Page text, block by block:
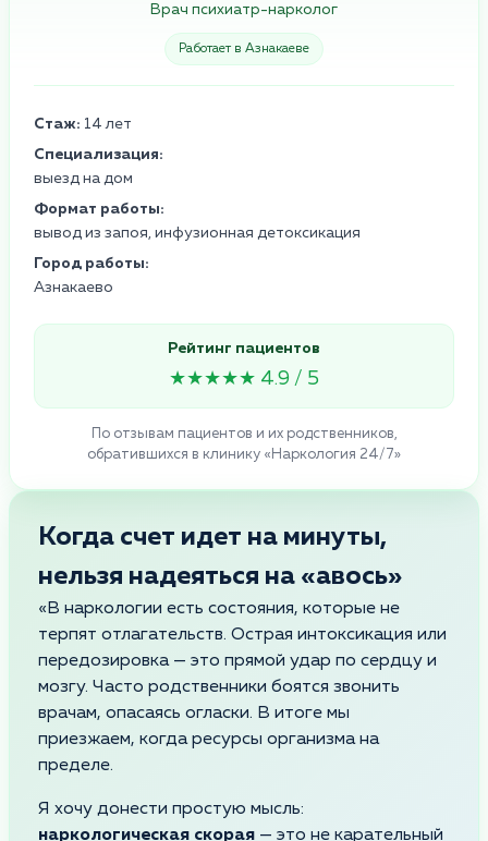
Врач психиатр-нарколог
Работает в Азнакаеве
Стаж: 14 лет
Специализация:
выезд на дом
Формат работы:
вывод из запоя, инфузионная детоксикация
Город работы:
Азнакаево
Рейтинг пациентов
★★★★★ 4.9 / 5
По отзывам пациентов и их родственников,
обратившихся в клинику «Наркология 24/7»
Когда счет идет на минуты,
нельзя надеяться на «авось»
«В наркологии есть состояния, которые не
терпят отлагательств. Острая интоксикация или
передозировка — это прямой удар по сердцу и
мозгу. Часто родственники боятся звонить
врачам, опасаясь огласки. В итоге мы
приезжаем, когда ресурсы организма на
пределе.
Я хочу донести простую мысль:
наркологическая скорая — это не карательный